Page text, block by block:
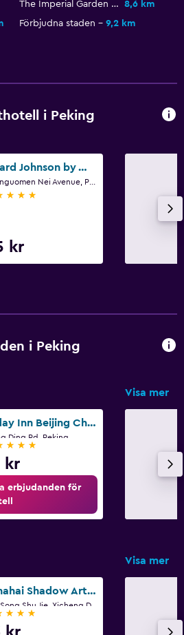
The Imperial Garden of The Palace Museum
8,6 km
Förbjudna staden 9,2 km
i Peking
Howard Johnson by Wyndham Paragon Hotel Beijing
stjärnor
kr
i Peking
Visa mer
Holiday Inn Beijing Changan West By IHG
Ding Rd, Peking
stjärnor
kr
erbjudanden för
Visa mer
Shichahai Shadow Art Performance Hotel
stjärnor